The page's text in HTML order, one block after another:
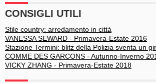
diretta”
CONSIGLI UTILI
Stile country: arredamento in città
VANESSA SEWARD - Primavera-Estate 2016
Stazione Termini: blitz della Polizia sventa un
COMME DES GARCONS - Autunno-Inverno
VICKY ZHANG - Primavera-Estate 2018